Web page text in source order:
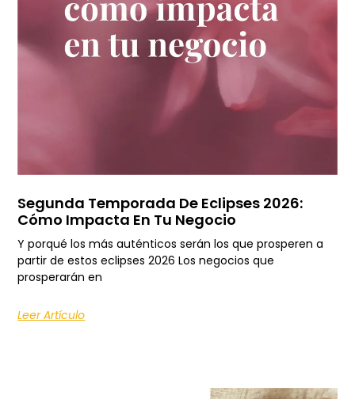
Segunda Temporada De Eclipses 2026:
Cómo Impacta En Tu Negocio
Y porqué los más auténticos serán los que prosperen a
partir de estos eclipses 2026 Los negocios que
prosperarán en
Leer Artículo